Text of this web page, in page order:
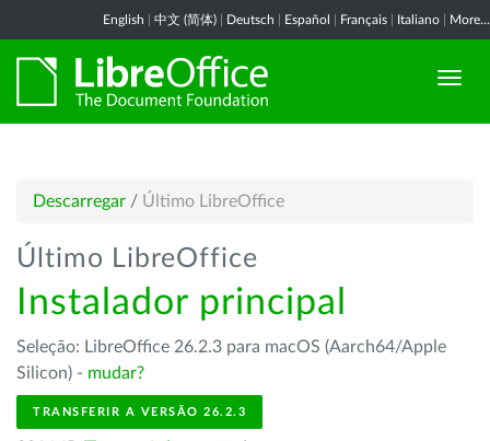
English 中文 (简体) Deutsch Español Français Italiano More...
Descarregar / Último LibreOffice
Último LibreOffice
Instalador principal
Seleção: LibreOffice 26.2.3 para macOS (Aarch64/Apple
Silicon) - mudar?
TRANSFERIR A VERSÃO 26.2.3